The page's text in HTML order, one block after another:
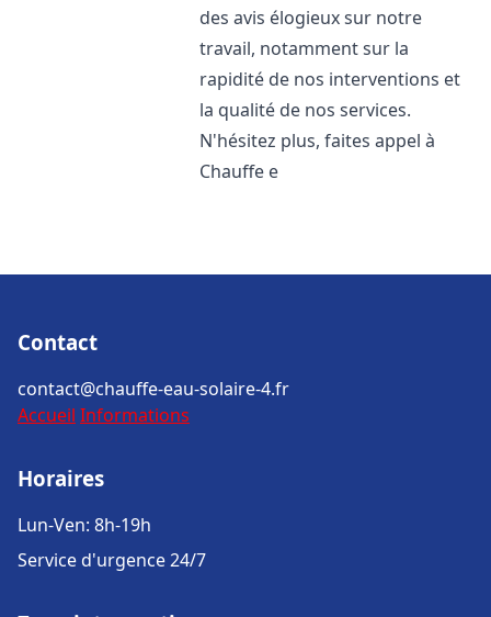
des avis élogieux sur notre
travail, notamment sur la
rapidité de nos interventions et
la qualité de nos services.
N'hésitez plus, faites appel à
Chauffe e
Contact
contact@chauffe-eau-solaire-4.fr
Accueil Informations
Horaires
Lun-Ven: 8h-19h
Service d'urgence 24/7